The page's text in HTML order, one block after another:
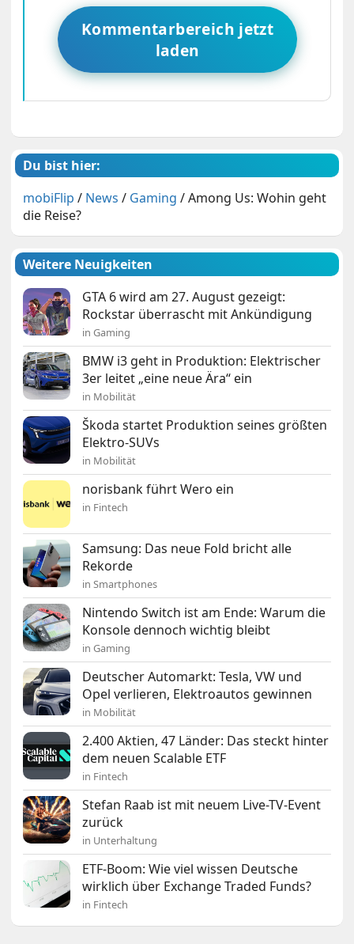
Kommentarbereich jetzt
laden
Du bist hier:
mobiFlip / News / Gaming /Among Us: Wohin geht
die Reise?
Weitere Neuigkeiten
GTA 6 wird am 27. August gezeigt:
Rockstar überrascht mit Ankündigung
in Gaming
BMW i3 geht in Produktion: Elektrischer
3er leitet „eine neue Ära“ ein
in Mobilität
Škoda startet Produktion seines größten
Elektro-SUVs
in Mobilität
norisbank führt Wero ein
in Fintech
Samsung: Das neue Fold bricht alle
Rekorde
in Smartphones
Nintendo Switch ist am Ende: Warum die
Konsole dennoch wichtig bleibt
in Gaming
Deutscher Automarkt: Tesla, VW und
Opel verlieren, Elektroautos gewinnen
in Mobilität
2.400 Aktien, 47 Länder: Das steckt hinter
dem neuen Scalable ETF
in Fintech
Stefan Raab ist mit neuem Live-TV-Event
zurück
in Unterhaltung
ETF-Boom: Wie viel wissen Deutsche
wirklich über Exchange Traded Funds?
in Fintech